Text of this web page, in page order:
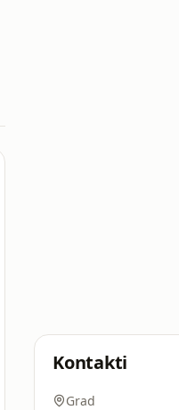
Kontakti
Grad